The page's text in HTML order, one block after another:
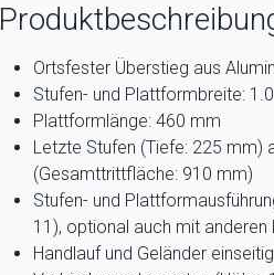
Ortsfester Überstieg aus
Stufen- und Plattformbreite:
Plattformlänge: 460 mm
Letzte Stufen (Tiefe: 225 mm)
(Gesamttrittfläche: 910 mm)
Stufen- und
11), optional auch mit anderen
Handlauf und Geländer